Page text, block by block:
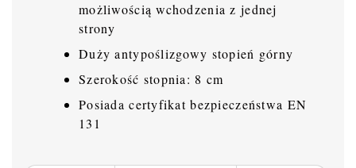
możliwością wchodzenia z jednej
strony
Duży antypoślizgowy stopień górny
Szerokość stopnia: 8 cm
Posiada certyfikat bezpieczeństwa EN
131